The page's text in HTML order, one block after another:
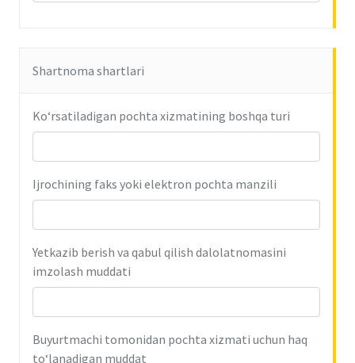
Shartnoma shartlari
Ko‘rsatiladigan pochta xizmatining boshqa turi
Ijrochining faks yoki elektron pochta manzili
Yetkazib berish va qabul qilish dalolatnomasini
imzolash muddati
Buyurtmachi tomonidan pochta xizmati uchun haq
to‘lanadigan muddat